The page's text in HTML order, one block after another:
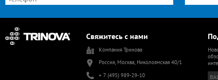
Свяжитесь с нами
Компания Тринова
Россия, Москва, Николоямская 40/1
+ 7 (495) 989-29-10